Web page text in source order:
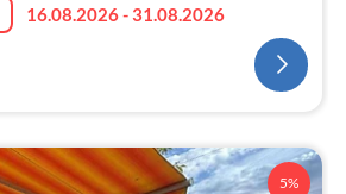
16.08.2026 - 31.08.2026
5%